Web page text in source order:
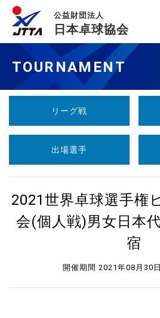
公益財団法人
日本卓球協会
TOURNAMENT
リーグ戦
出場選手
2021世界卓球選手権
会(個人戦)男女日本
宿
開催期間 2021年08月30